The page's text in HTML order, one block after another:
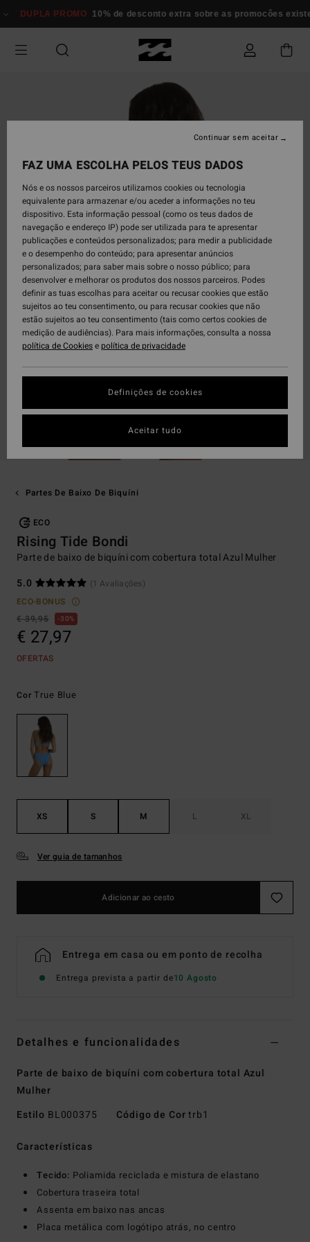
para
informação
DUPLA PROMO 10% de desconto extra sobre as promocôes
Partes De Baixo De Biquíni
ECO
Rising Tide Bondi
Parte de baixo de biquíni com cobertura total Azul Mulher
5.0
(1 Avaliações)
ECO-BONUS
€ 39,95
30%
€ 27,97
OFERTAS
CorTrue Blue
XS S M L XL
Ver guia de tamanhos
Adicionar ao cesto
Entrega em casa ou em ponto de recolha
Entrega prevista a partir de10 Agosto
Detalhes e funcionalidades
Parte de baixo de biquíni com cobertura total Azul
Mulher
Estilo BL000375 Código de Cortrb1
Características
Tecido: Poliamida reciclada e mistura de elastano
Cobertura traseira total
Assenta em baixo nas ancas
Placa metálica com logótipo atrás, no centro
FAZ UMA ESCOLHA PELOS TEUS DADOS
Nós e os nossos parceiros utilizamos cookies ou tecnologia
equivalente para armazenar e/ou aceder a informações no teu
dispositivo. Esta informação pessoal (como os teus dados de
navegação e endereço IP) pode ser utilizada para te apresentar
publicações e conteúdos personalizados; para medir a publicidade
e o desempenho do conteúdo; para apresentar anúncios
personalizados; para saber mais sobre o nosso público; para
desenvolver e melhorar os produtos dos nossos parceiros. Podes
definir as tuas escolhas para aceitar ou recusar cookies que estão
sujeitos ao teu consentimento, ou para recusar cookies que não
estão sujeitos ao teu consentimento (tais como certos cookies de
medição de audiências). Para mais informações, consulta a nossa
política de Cookiesepolítica de privacidade
Definições de cookies
Continuar sem aceitar
Aceitar tudo